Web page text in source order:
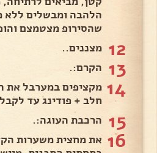
הלהבה ומבשלים ללא
שהסירופ מצטמצם
12 מצננים..
13 הקרם:.
14 מקציפים במערבל את
חלב + פודינג עד
15 הרכבת העוגה:.
16 את מחצית משערות